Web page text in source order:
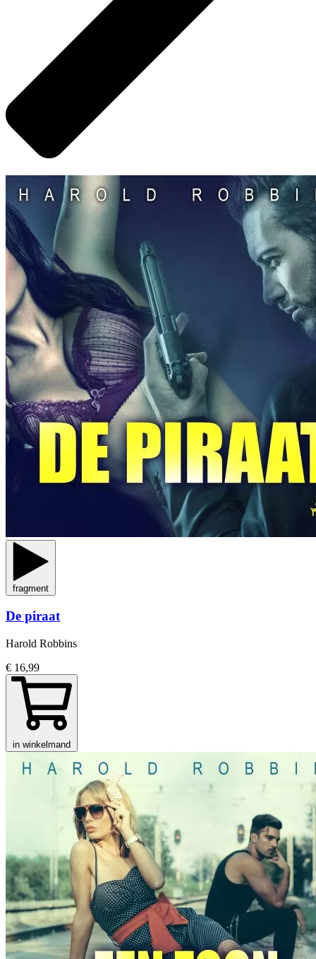
fragment
De piraat
Harold Robbins
€ 16,99
in winkelmand